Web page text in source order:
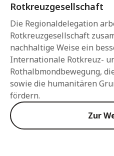
Rotkreuzgesellschaft
Die Regionaldelegation
Rotkreuzgesellschaft
nachhaltige Weise ein
Internationale Rotkreuz-
Rothalbmondbewegung,
sowie die humanitären
fördern.
Zur